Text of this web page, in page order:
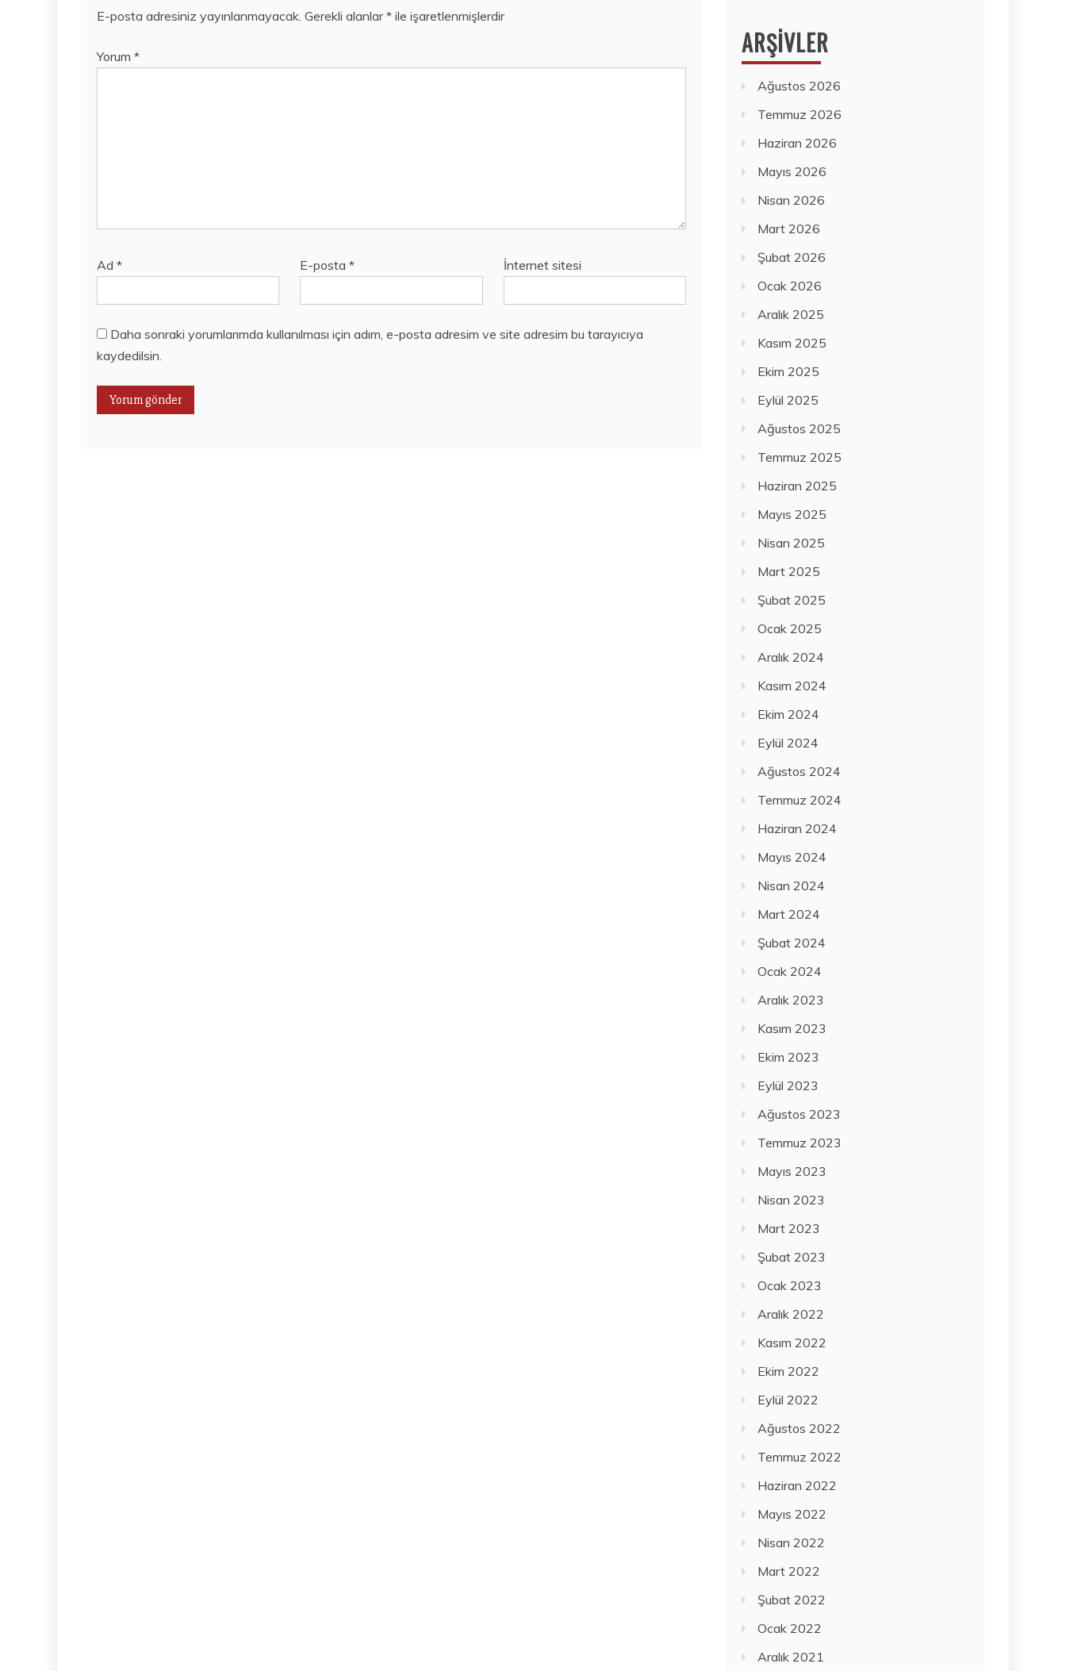
E-posta adresiniz yayınlanmayacak. Gerekli alanlar* ile işaretlenmişlerdir
Yorum *
Ad * E-posta* İnternet sitesi
Daha sonraki yorumlarımda kullanılması için adım, e-posta adresim ve site adresim bu tarayıcıya
kaydedilsin.
ARŞIVLER
Ağustos 2026
Temmuz 2026
Haziran 2026
Mayıs 2026
Nisan 2026
Mart 2026
Şubat 2026
Ocak 2026
Aralık 2025
Kasım 2025
Ekim 2025
Eylül 2025
Ağustos 2025
Temmuz 2025
Haziran 2025
Mayıs 2025
Nisan 2025
Mart 2025
Şubat 2025
Ocak 2025
Aralık 2024
Kasım 2024
Ekim 2024
Eylül 2024
Ağustos 2024
Temmuz 2024
Haziran 2024
Mayıs 2024
Nisan 2024
Mart 2024
Şubat 2024
Ocak 2024
Aralık 2023
Kasım 2023
Ekim 2023
Eylül 2023
Ağustos 2023
Temmuz 2023
Mayıs 2023
Nisan 2023
Mart 2023
Şubat 2023
Ocak 2023
Aralık 2022
Kasım 2022
Ekim 2022
Eylül 2022
Ağustos 2022
Temmuz 2022
Haziran 2022
Mayıs 2022
Nisan 2022
Mart 2022
Şubat 2022
Ocak 2022
Aralık 2021